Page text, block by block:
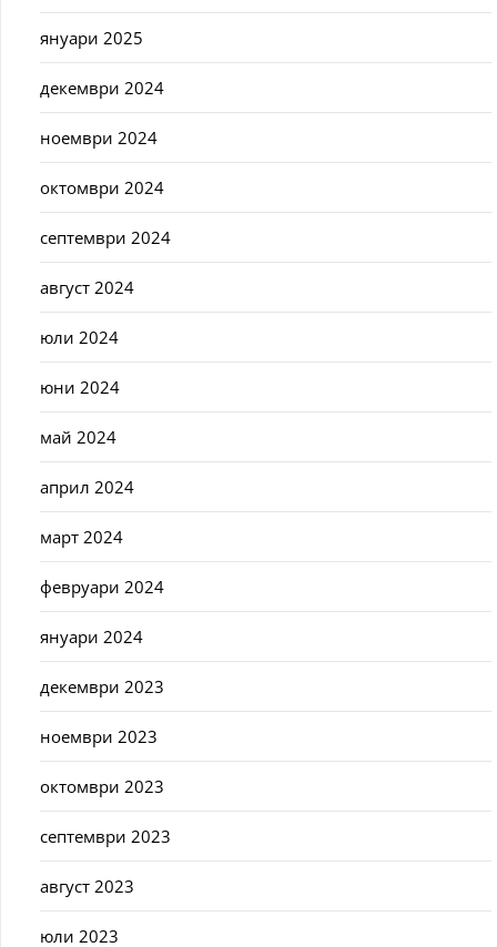
януари 2025
декември 2024
ноември 2024
октомври 2024
септември 2024
август 2024
юли 2024
юни 2024
май 2024
април 2024
март 2024
февруари 2024
януари 2024
декември 2023
ноември 2023
октомври 2023
септември 2023
август 2023
юли 2023